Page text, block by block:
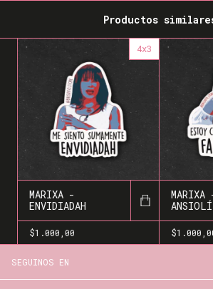
Productos
4x3
MARIXA -
ENVIDIADAH
$1.000,00
MARIXA
SEGUINOS EN